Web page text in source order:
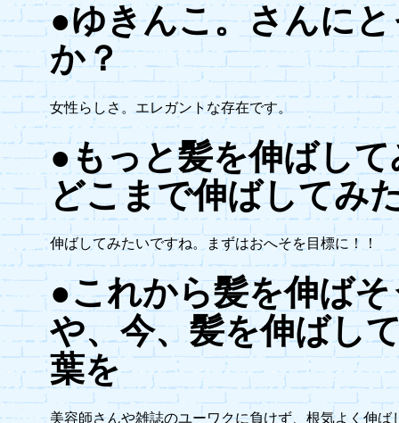
●ゆきんこ。さんに
か？
女性らしさ。エレガントな存在です。
●もっと髪を伸ばし
どこまで伸ばしてみ
伸ばしてみたいですね。まずはおへそを目標に！！
●これから髪を伸ば
や、今、髪を伸ばし
葉を
美容師さんや雑誌のユーワクに負けず、根気よく伸ば